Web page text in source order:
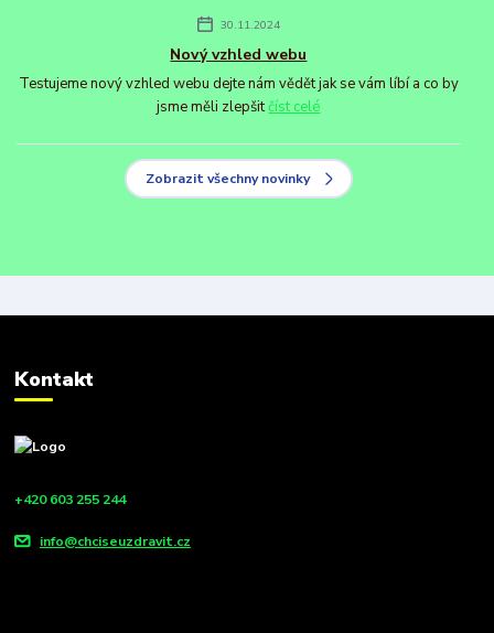
30.11.2024
Nový vzhled webu
Testujeme nový vzhled webu dejte nám vědět jak se vám líbí a co by
jsme měli zlepšitčíst celé
Zobrazit všechny novinky
Kontakt
+420 603 255 244
info@chciseuzdravit.cz